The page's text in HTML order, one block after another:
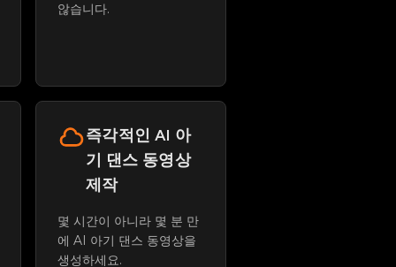
않습니다.
즉각적인 AI 아
기 댄스 동영상
제작
몇 시간이 아니라 몇 분 만
에 AI 아기 댄스 동영상을
생성하세요.